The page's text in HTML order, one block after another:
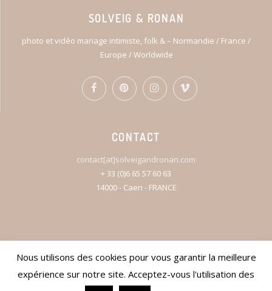
SOLVEIG & RONAN
photo et vidéo mariage intimiste, folk & – Normandie / France /
Europe / Worldwide
CONTACT
contact[at]solveigandronan.com
+ 33 (0)6 65 57 60 63
14000 - Caen - FRANCE
© 2026SOLVEIG & RONAN / WEDDING / ELOPEMENT / COUPLE
PHOTOGRAPHY AND FILM. WEBDESIGN
Nous utilisons des cookies pour vous garantir la meilleure
expérience sur notre site. Acceptez-vous l'utilisation des